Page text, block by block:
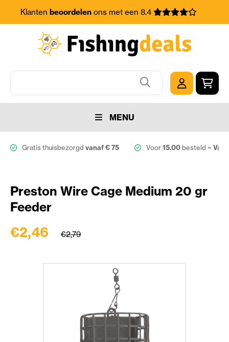
Klanten beoordelenons met een 8.4
MENU
Gratis thuisbezorgd vanaf € 75 Voor15.00besteld =
Preston Wire Cage Medium 20 gr
Feeder
€2,46 €2,79